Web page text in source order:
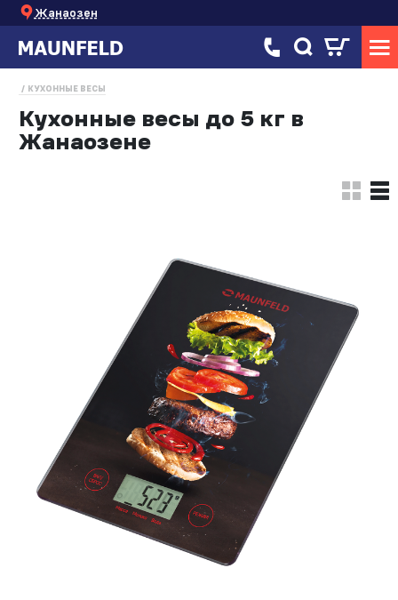
Жанаозен
КУХОННЫЕ ВЕСЫ
Кухонные весы до 5 кг в
Жанаозене